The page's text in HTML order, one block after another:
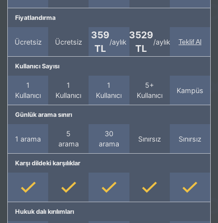
Fiyatlandırma
Ücretsiz Ücretsiz
359
TL
/aylık
3529
TL
/aylık Teklif Al
Kullanıcı Sayısı
1
Kullanıcı
1
Kullanıcı
1
Kullanıcı
5+
Kullanıcı
Kampüs
Günlük arama sınırı
1 arama
5
arama
30
arama
Sınırsız Sınırsız
Karşı dildeki karşılıklar
Hukuk dalı kırılımları